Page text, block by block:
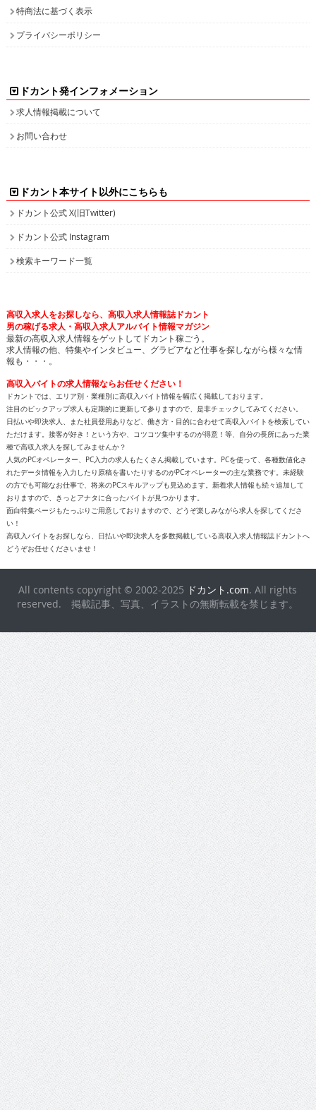
プライバシーポリシー
求人情報掲載について
お問い合わせ
ドカント公式 X(旧Twitter)
ドカント公式 Instagram
検索キーワード一覧
男の稼げる求人・高収入求人アルバイト情報マガジン
最新の高収入求人情報をゲットしてドカント稼ごう。
求人情報の他、特集やインタビュー、グラビアなど仕事を探しながら様々な情
報も・・・。
高収入バイトの求人情報ならお任せください！
ドカントでは、エリア別・業種別に高収入バイト情報を幅広く掲載しております。
注目のピックアップ求人も定期的に更新して参りますので、是非チェックしてみてください。
日払いや即決求人、また社員登用ありなど、働き方・目的に合わせて高収入バイトを検索してい
ただけます。接客が好き！という方や、コツコツ集中するのが得意！等、自分の長所にあった業
種で高収入求人を探してみませんか？
人気のPCオペレーター、PC入力の求人もたくさん掲載しています。PCを使って、各種数値化さ
れたデータ情報を入力したり原稿を書いたりするのがPCオペレーターの主な業務です。未経験
の方でも可能なお仕事で、将来のPCスキルアップも見込めます。新着求人情報も続々追加して
おりますので、きっとアナタに合ったバイトが見つかります。
面白特集ページもたっぷりご用意しておりますので、どうぞ楽しみながら求人を探してくださ
い！
どうぞお任せくださいませ！
All contents copyright © 2002-2025ドカント.com. All rights
reserved. 掲載記事、写真、イラストの無断転載を禁じます。